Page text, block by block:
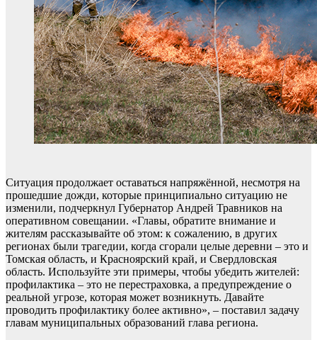
Ситуация продолжает оставаться напряжённой, несмотря на
прошедшие дожди, которые принципиально ситуацию не
изменили, подчеркнул Губернатор Андрей Травников на
оперативном совещании. «Главы, обратите внимание и
жителям рассказывайте об этом: к сожалению, в других
регионах были трагедии, когда сгорали целые деревни – это и
Томская область, и Красноярский край, и Свердловская
область. Используйте эти примеры, чтобы убедить жителей:
профилактика – это не перестраховка, а предупреждение о
реальной угрозе, которая может возникнуть. Давайте
проводить профилактику более активно», – поставил задачу
главам муниципальных образований глава региона.